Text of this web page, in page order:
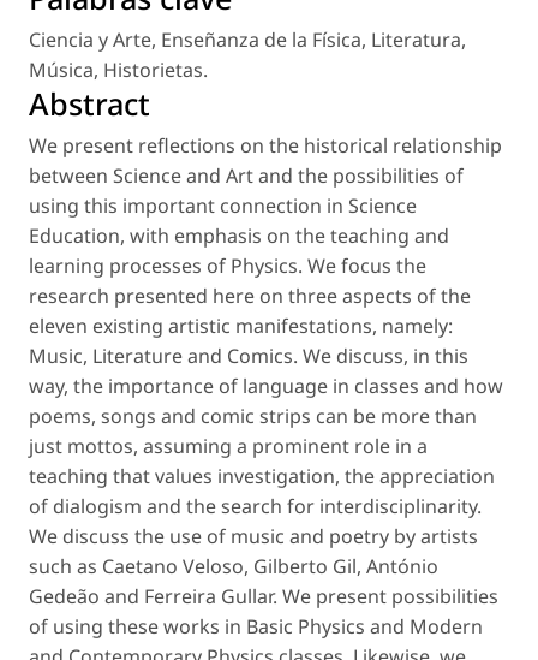
Ciencia y Arte, Enseñanza de la Física, Literatura,
Música, Historietas.
Abstract
We present reflections on the historical relationship
between Science and Art and the possibilities of
using this important connection in Science
Education, with emphasis on the teaching and
learning processes of Physics. We focus the
research presented here on three aspects of the
eleven existing artistic manifestations, namely:
Music, Literature and Comics. We discuss, in this
way, the importance of language in classes and how
poems, songs and comic strips can be more than
just mottos, assuming a prominent role in a
teaching that values investigation, the appreciation
of dialogism and the search for interdisciplinarity.
We discuss the use of music and poetry by artists
such as Caetano Veloso, Gilberto Gil, António
Gedeão and Ferreira Gullar. We present possibilities
of using these works in Basic Physics and Modern